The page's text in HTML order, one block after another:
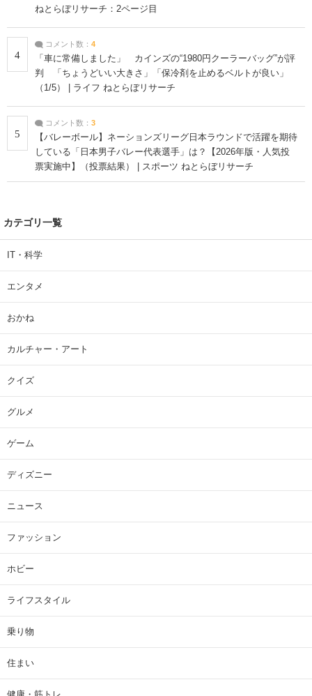
ねとらぼリサーチ：2ページ目
4
コメント数： 4
「車に常備しました」 カインズの“1980円クーラーバッグ”が評
判 「ちょうどいい大きさ」「保冷剤を止めるベルトが良い」
（1/5） | ライフ ねとらぼリサーチ
5
コメント数： 3
【バレーボール】ネーションズリーグ日本ラウンドで活躍を期待
している「日本男子バレー代表選手」は？【2026年版・人気投
票実施中】（投票結果） | スポーツ ねとらぼリサーチ
カテゴリ一覧
IT・科学
エンタメ
おかね
カルチャー・アート
クイズ
グルメ
ゲーム
ディズニー
ニュース
ファッション
ホビー
ライフスタイル
乗り物
住まい